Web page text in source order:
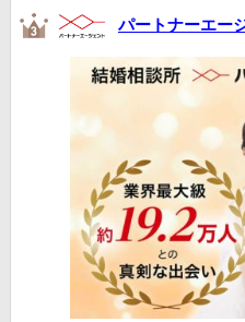
パートナーエー